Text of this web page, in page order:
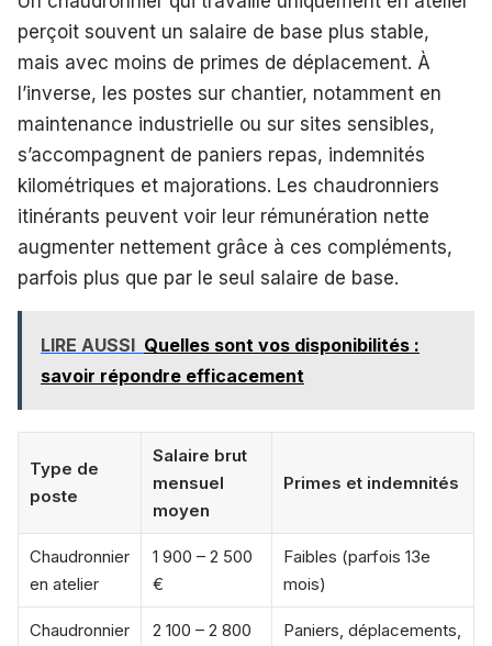
perçoit souvent un salaire de base plus stable,
mais avec moins de primes de déplacement. À
l’inverse, les postes sur chantier, notamment en
maintenance industrielle ou sur sites sensibles,
s’accompagnent de paniers repas, indemnités
kilométriques et majorations. Les chaudronniers
itinérants peuvent voir leur rémunération nette
augmenter nettement grâce à ces compléments,
parfois plus que par le seul salaire de base.
LIRE AUSSI Quelles sont vos disponibilités :
savoir répondre efficacement
Type de
poste
Salaire brut
mensuel
moyen
Primes et indemnités
Chaudronnier
en atelier
1 900 – 2 500
€
Faibles (parfois 13e
mois)
Chaudronnier
2 100 – 2 800
Paniers, déplacements,